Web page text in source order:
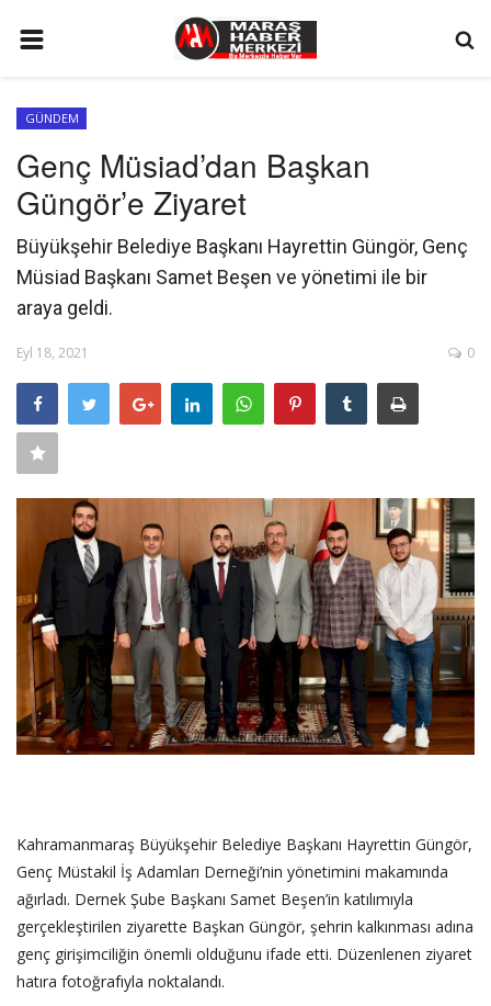
GÜNDEM
SİYASET
EKONOMİ
EĞİTİM
SPOR
İLETİŞİM
KÜNYE
FOTO GALERİ
KÜLTÜR SANAT
SAĞLIK
FİRMA HABER
OTURUM AÇ
KAYIT
GÜNDEM
Genç Müsiad’dan Başkan
Güngör’e Ziyaret
Büyükşehir Belediye Başkanı Hayrettin Güngör, Genç
Müsiad Başkanı Samet Beşen ve yönetimi ile bir
araya geldi.
Eyl 18, 2021 0
Kahramanmaraş Büyükşehir Belediye Başkanı Hayrettin Güngör,
Genç Müstakil İş Adamları Derneği’nin yönetimini makamında
ağırladı. Dernek Şube Başkanı Samet Beşen’in katılımıyla
gerçekleştirilen ziyarette Başkan Güngör, şehrin kalkınması adına
genç girişimciliğin önemli olduğunu ifade etti. Düzenlenen ziyaret
hatıra fotoğrafıyla noktalandı.